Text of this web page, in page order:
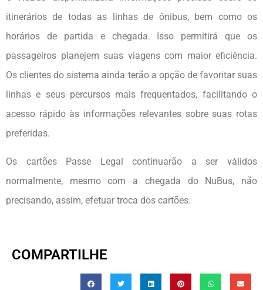
itinerários de todas as linhas de ônibus, bem como os
horários de partida e chegada. Isso permitirá que os
passageiros planejem suas viagens com maior eficiência.
Os clientes do sistema ainda terão a opção de favoritar suas
linhas e seus percursos mais frequentados, facilitando o
acesso rápido às informações relevantes sobre suas rotas
preferidas.
Os cartões Passe Legal continuarão a ser válidos
normalmente, mesmo com a chegada do NuBus, não
precisando, assim, efetuar troca dos cartões.
COMPARTILHE